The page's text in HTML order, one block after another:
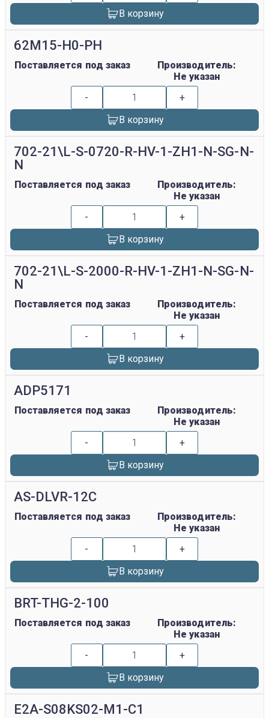
В корзину
62M15-H0-PH
Поставляется под заказ
Производитель:
Не указан
-
+
В корзину
702-21\L-S-0720-R-HV-1-ZH1-N-SG-N-
N
Поставляется под заказ
Производитель:
Не указан
-
+
В корзину
702-21\L-S-2000-R-HV-1-ZH1-N-SG-N-
N
Поставляется под заказ
Производитель:
Не указан
-
+
В корзину
ADP5171
Поставляется под заказ
Производитель:
Не указан
-
+
В корзину
AS-DLVR-12C
Поставляется под заказ
Производитель:
Не указан
-
+
В корзину
BRT-THG-2-100
Поставляется под заказ
Производитель:
Не указан
-
+
В корзину
E2A-S08KS02-M1-C1